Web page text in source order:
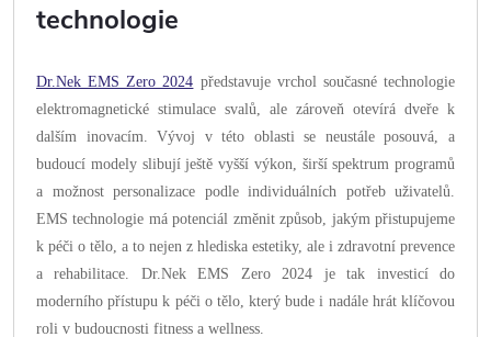
technologie
Dr.Nek EMS Zero 2024 představuje vrchol současné technologie
elektromagnetické stimulace svalů, ale zároveň otevírá dveře k
dalším inovacím. Vývoj v této oblasti se neustále posouvá, a
budoucí modely slibují ještě vyšší výkon, širší spektrum programů
a možnost personalizace podle individuálních potřeb uživatelů.
EMS technologie má potenciál změnit způsob, jakým přistupujeme
k péči o tělo, a to nejen z hlediska estetiky, ale i zdravotní prevence
a rehabilitace. Dr.Nek EMS Zero 2024 je tak investicí do
moderního přístupu k péči o tělo, který bude i nadále hrát klíčovou
roli v budoucnosti fitness a wellness.